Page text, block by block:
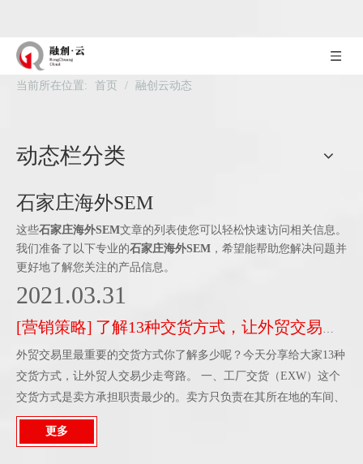
当前所在位置: 首页 / 融创云动态
动态栏分类
石家庄海外SEM
这些石家庄海外SEM文章的列表使您可以轻松快速访问相关信息。
我们准备了以下专业的石家庄海外SEM ，希望能帮助您解决问题并
更好地了解您关注的产品信息。
[营销策略] 了解13种交货方式，让外贸交易少走弯路！
外贸交易里最重要的交货方式你了解多少呢？今天分享给大家13种
交货方式，让外贸人交易少走弯路。 一、工厂交货（EXW）这个
交货方式是卖方承担职责最少的。卖方只负责在其所在地的车间、
工厂、仓库等把货物备好，是由买方承担货物运至目的地的全部费
用和风险。另外如买方无法处理货品出境手续，不宜选用这一方
2021.03.31
更多